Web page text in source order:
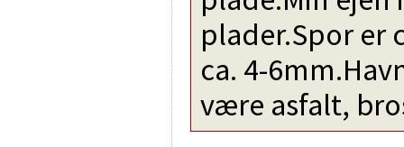
plader.Spor er
ca. 4-
være asfalt,